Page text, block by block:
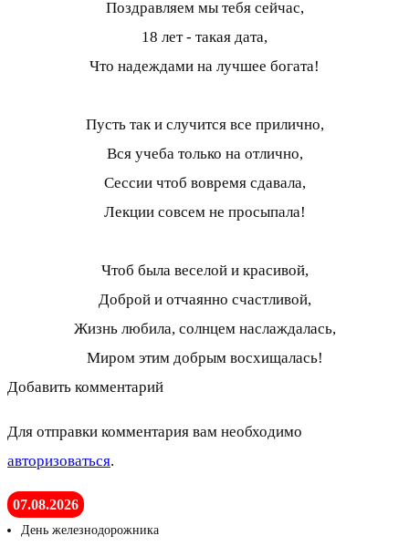
Поздравляем мы тебя сейчас,
18 лет - такая дата,
Что надеждами на лучшее богата!
Пусть так и случится все прилично,
Вся учеба только на отлично,
Сессии чтоб вовремя сдавала,
Лекции совсем не просыпала!
Чтоб была веселой и красивой,
Доброй и отчаянно счастливой,
Жизнь любила, солнцем наслаждалась,
Миром этим добрым восхищалась!
Добавить комментарий
Для отправки комментария вам необходимо
авторизоваться.
07.08.2026
День железнодорожника